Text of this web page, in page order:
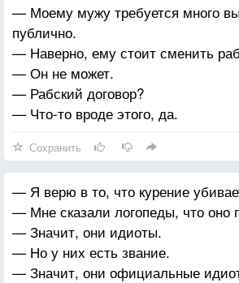
— Моему мужу требуется много
публично.
— Наверно, ему стоит сменить
— Он не может.
— Рабский договор?
— Что-то вроде этого, да.
Сохранить
— Я верю в то, что курение
— Мне сказали логопеды, что оно
— Значит, они идиоты.
— Но у них есть звание.
— Значит, они официальные